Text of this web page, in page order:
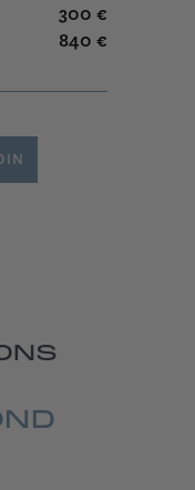
300 €
840 €